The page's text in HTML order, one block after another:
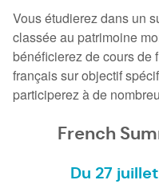
Vous étudierez dans un
classée au patrimoine
bénéficierez de cours de
français sur objectif
participerez à de
French
Du 27